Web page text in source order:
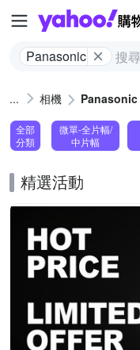
Panasonic
相機 Panasonic
全部
分類
微單-全片幅/
中片幅
精選活動